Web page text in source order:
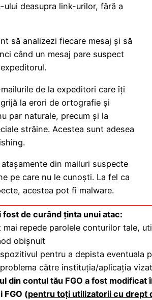
ului deasupra link-urilor, fără a
să analizezi fiecare mesaj și să
când un mesaj pare suspect
de la expeditori care îți
la erori de ortografie și
par naturale, precum și la
străine. Acestea sunt adesea
din mailuri suspecte
pe care nu le cunoști. La fel ca
acestea pot fi malware.
fost de curând ținta unui atac:
mai repede parolele conturilor tale,
obișnuit
pentru a depista eventuala
către instituția/aplicația
din contul tău FGO a fost modificat
FGO (pentru toți utilizatorii cu drept